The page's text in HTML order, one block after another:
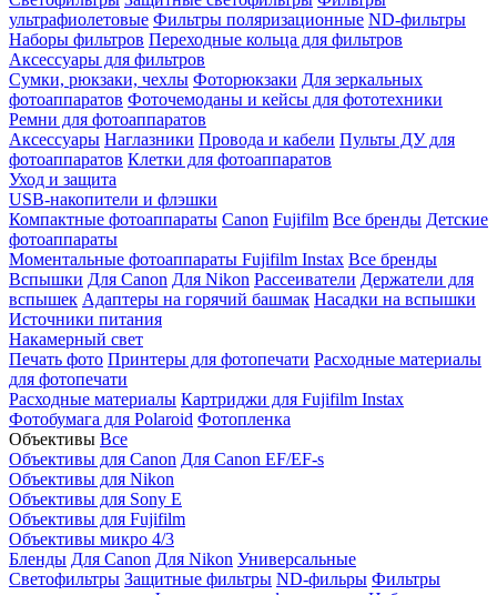
ультрафиолетовые Фильтры поляризационные ND-фильтры
Наборы фильтров Переходные кольца для фильтров
Аксессуары для фильтров
Сумки, рюкзаки, чехлы Фоторюкзаки Для зеркальных
фотоаппаратов Фоточемоданы и кейсы для фототехники
Ремни для фотоаппаратов
Аксессуары Наглазники Провода и кабели Пульты ДУ для
фотоаппаратов Клетки для фотоаппаратов
Уход и защита
USB-накопители и флэшки
Компактные фотоаппараты Canon Fujifilm Все бренды Детские
фотоаппараты
Моментальные фотоаппараты Fujifilm Instax Все бренды
Вспышки Для Canon Для Nikon Рассеиватели Держатели для
вспышек Адаптеры на горячий башмак Насадки на вспышки
Источники питания
Накамерный свет
Печать фото Принтеры для фотопечати Расходные материалы
для фотопечати
Расходные материалы Картриджи для Fujifilm Instax
Фотобумага для Polaroid Фотопленка
Объективы Все
Объективы для Canon Для Canon EF/EF-s
Объективы для Nikon
Объективы для Sony E
Объективы для Fujifilm
Объективы микро 4/3
Бленды Для Canon Для Nikon Универсальные
Светофильтры Защитные фильтры ND-фильры Фильтры